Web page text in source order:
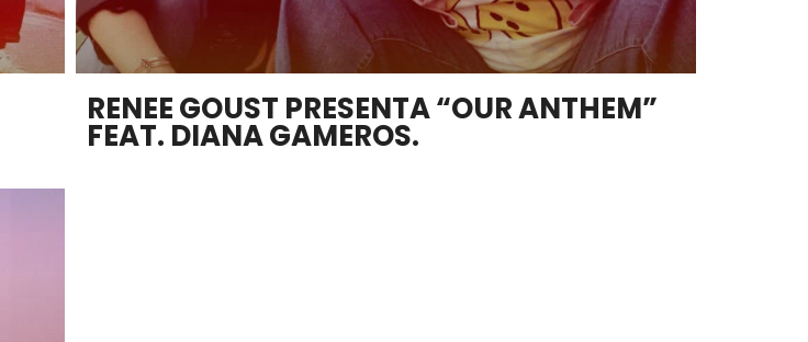
RENEE GOUST PRESENTA “OUR ANTHEM”
FEAT. DIANA GAMEROS.